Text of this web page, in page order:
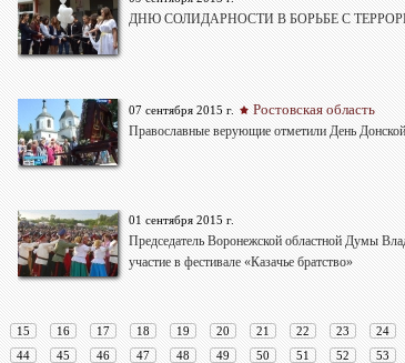
ДНЮ СОЛИДАРНОСТИ В БОРЬБЕ С
07 сентября 2015 г. Ростовская область
Православные верующие отметили День
01 сентября 2015 г.
Председатель Воронежской областной Думы
участие в фестивале «Казачье братство»
15 16 17 18 19 20 21 22 23 24
44 45 46 47 48 49 50 51 52 53